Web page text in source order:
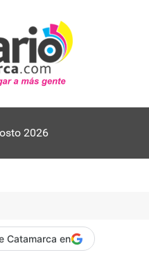
2026
Catamarca en